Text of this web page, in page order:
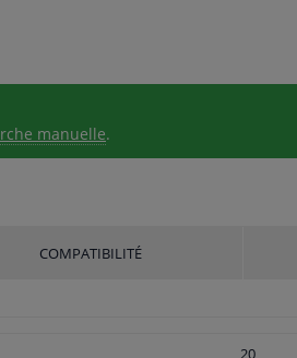
manuelle.
COMPATIBILITÉ
20